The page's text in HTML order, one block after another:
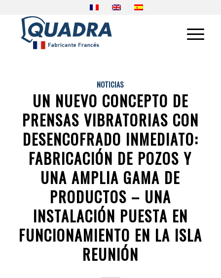
NOTICIAS
UN NUEVO CONCEPTO DE
PRENSAS VIBRATORIAS CON
DESENCOFRADO INMEDIATO:
FABRICACIÓN DE POZOS Y
UNA AMPLIA GAMA DE
PRODUCTOS – UNA
INSTALACIÓN PUESTA EN
FUNCIONAMIENTO EN LA ISLA
REUNIÓN